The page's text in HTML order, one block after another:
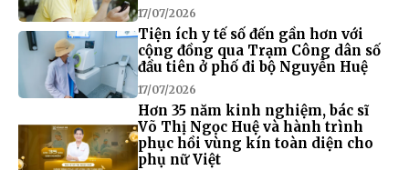
17/07/2026
Tiện ích y tế số đến gần hơn với
cộng đồng qua Trạm Công dân số
đầu tiên ở phố đi bộ Nguyễn Huệ
17/07/2026
Hơn 35 năm kinh nghiệm, bác sĩ
Võ Thị Ngọc Huệ và hành trình
phục hồi vùng kín toàn diện cho
phụ nữ Việt